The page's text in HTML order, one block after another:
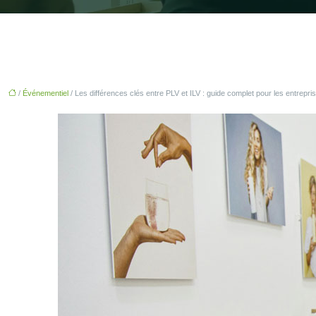
/ Événementiel / Les différences clés entre PLV et ILV : guide complet pour les